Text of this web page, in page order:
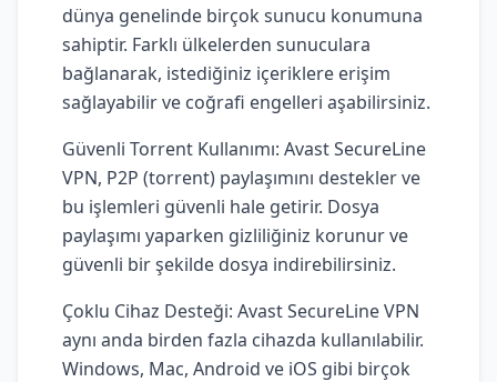
dünya genelinde birçok sunucu konumuna
sahiptir. Farklı ülkelerden sunuculara
bağlanarak, istediğiniz içeriklere erişim
sağlayabilir ve coğrafi engelleri aşabilirsiniz.
Güvenli Torrent Kullanımı: Avast SecureLine
VPN, P2P (torrent) paylaşımını destekler ve
bu işlemleri güvenli hale getirir. Dosya
paylaşımı yaparken gizliliğiniz korunur ve
güvenli bir şekilde dosya indirebilirsiniz.
Çoklu Cihaz Desteği: Avast SecureLine VPN
aynı anda birden fazla cihazda kullanılabilir.
Windows, Mac, Android ve iOS gibi birçok